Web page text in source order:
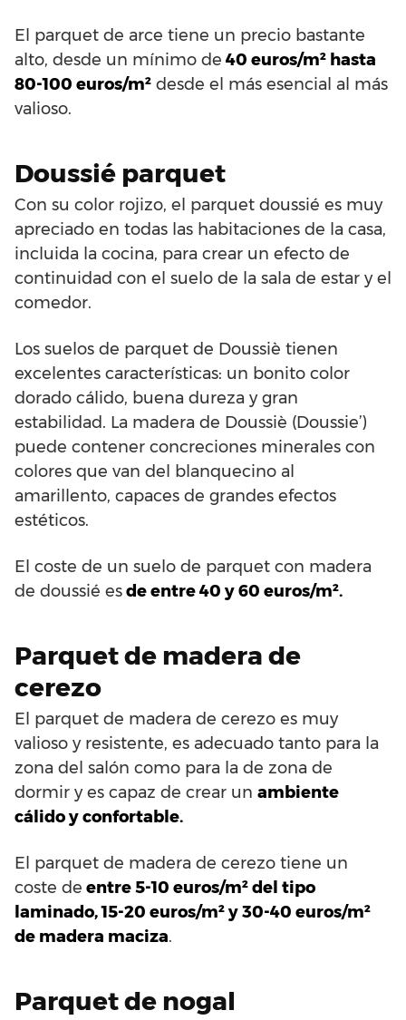
El parquet de arce tiene un precio bastante
alto, desde un mínimo de 40 euros/m² hasta
80-100 euros/m² desde el más esencial al más
valioso.
Doussié parquet
Con su color rojizo, el parquet doussié es muy
apreciado en todas las habitaciones de la casa,
incluida la cocina, para crear un efecto de
continuidad con el suelo de la sala de estar y el
comedor.
Los suelos de parquet de Doussiè tienen
excelentes características: un bonito color
dorado cálido, buena dureza y gran
estabilidad. La madera de Doussiè (Doussie’)
puede contener concreciones minerales con
colores que van del blanquecino al
amarillento, capaces de grandes efectos
estéticos.
El coste de un suelo de parquet con madera
de doussié esde entre 40 y 60 euros/m².
Parquet de madera de
cerezo
El parquet de madera de cerezo es muy
valioso y resistente, es adecuado tanto para la
zona del salón como para la de zona de
dormir y es capaz de crear un ambiente
cálido y confortable.
El parquet de madera de cerezo tiene un
coste de entre 5-10 euros/m² del tipo
laminado, 15-20 euros/m² y 30-40 euros/m²
de madera maciza.
Parquet de nogal